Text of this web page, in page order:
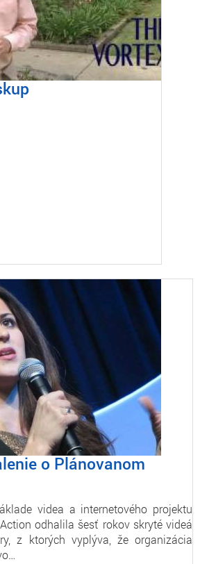
o Plánovanom
videa a internetového projektu
odhalila šesť rokov skryté videá
z ktorých vyplýva, že organizácia